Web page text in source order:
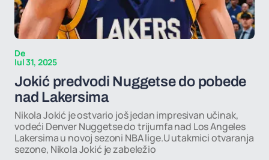
De
Iul 31, 2025
Jokić predvodi Nuggetse do pobede
nad Lakersima
Nikola Jokić je ostvario još jedan impresivan učinak,
vodeći Denver Nuggetse do trijumfa nad Los Angeles
Lakersima u novoj sezoni NBA lige.U utakmici otvaranja
sezone, Nikola Jokić je zabeležio